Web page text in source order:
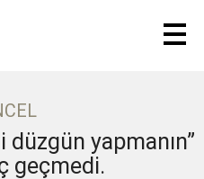
düzgün yapmanın”
geçmedi.